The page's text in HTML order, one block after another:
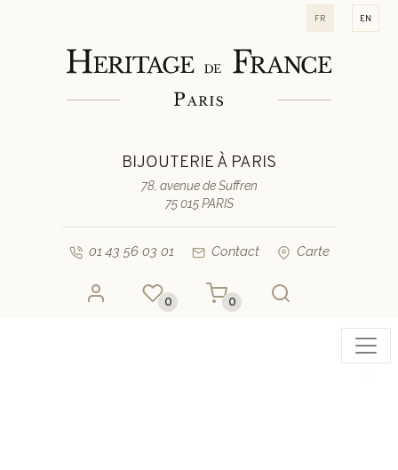
fr en
BIJOUTERIE À PARIS
78, avenue de Suffren
75 015 PARIS
01 43 56 03 01 Contact Carte
0 0